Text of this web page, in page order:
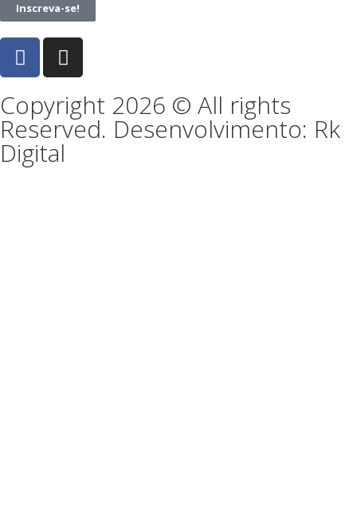
Inscreva-se!
Copyright 2026 © All rights
Reserved. Desenvolvimento: Rk
Digital